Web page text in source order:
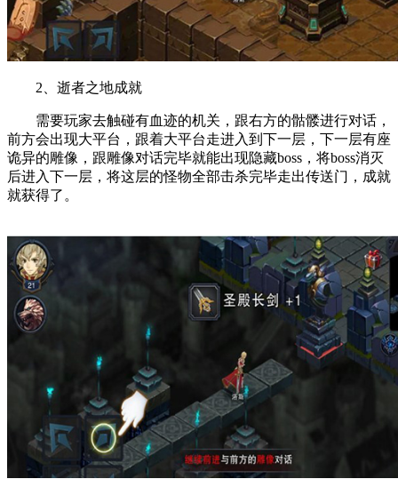
2、逝者之地成就
需要玩家去触碰有血迹的机关，跟右方的骷髅进行对话，
前方会出现大平台，跟着大平台走进入到下一层，下一层有座
诡异的雕像，跟雕像对话完毕就能出现隐藏boss，将boss消灭
后进入下一层，将这层的怪物全部击杀完毕走出传送门，成就
就获得了。